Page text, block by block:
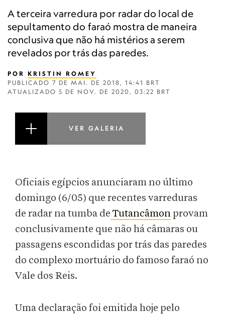
A terceira varredura por radar do local de
sepultamento do faraó mostra de maneira
conclusiva que não há mistérios a serem
revelados por trás das paredes.
POR KRISTIN ROMEY
PUBLICADO 7 DE MAI. DE 2018, 14:41 BRT
ATUALIZADO 5 DE NOV. DE 2020, 03:22 BRT
VER GALERIA
Oficiais egípcios anunciaram no último
domingo (6/05) que recentes varreduras
de radar na tumba de Tutancâmon provam
conclusivamente que não há câmaras ou
passagens escondidas por trás das paredes
do complexo mortuário do famoso faraó no
Vale dos Reis.
Uma declaração foi emitida hoje pelo